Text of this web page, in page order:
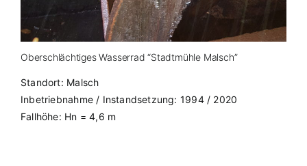
Oberschlächtiges Wasserrad “Stadtmühle Malsch”
Standort: Malsch
Inbetriebnahme / Instandsetzung: 1994 / 2020
Fallhöhe: Hn = 4,6 m